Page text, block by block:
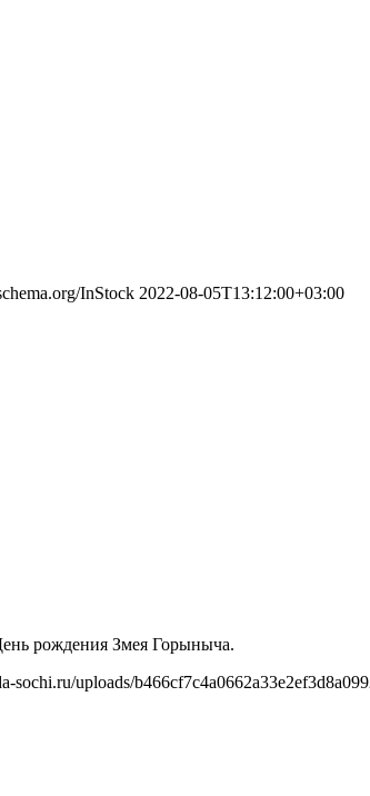
InStock 2022-08-05T13:12:00+03:00
рождения Змея Горыныча.
sochi.ru/uploads/